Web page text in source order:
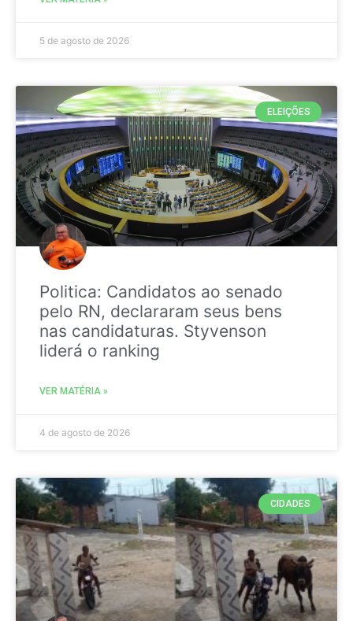
5 de agosto de 2026
ELEIÇÕES
Politica: Candidatos ao senado
pelo RN, declararam seus bens
nas candidaturas. Styvenson
liderá o ranking
VER MATÉRIA »
4 de agosto de 2026
CIDADES